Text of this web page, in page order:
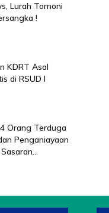
Lurah Tomoni
!
KDRT Asal
di RSUD I
Orang Terduga
Penganiayaan